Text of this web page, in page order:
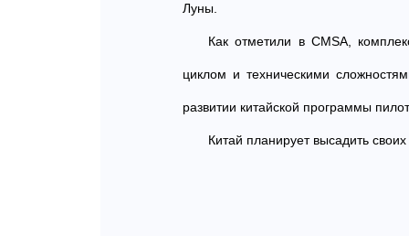
Луны.
Как отметили в CMSA,
циклом и техническими
развитии китайской программы
Китай планирует высадить